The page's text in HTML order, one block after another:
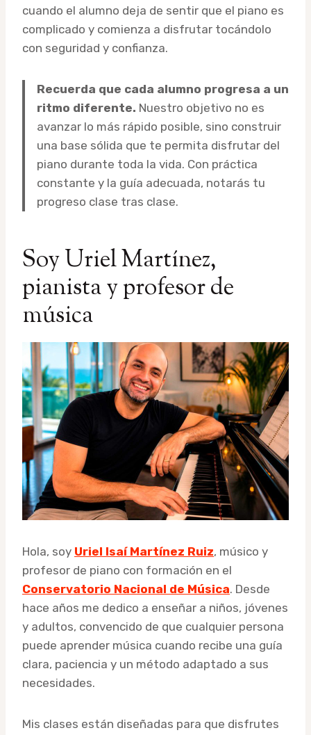
cuando el alumno deja de sentir que el piano es
complicado y comienza a disfrutar tocándolo
con seguridad y confianza.
Recuerda que cada alumno progresa a un
ritmo diferente. Nuestro objetivo no es
avanzar lo más rápido posible, sino construir
una base sólida que te permita disfrutar del
piano durante toda la vida. Con práctica
constante y la guía adecuada, notarás tu
progreso clase tras clase.
Soy Uriel Martínez,
pianista y profesor de
música
Hola, soy Uriel Isaí Martínez Ruiz, músico y
profesor de piano con formación en el
Conservatorio Nacional de Música. Desde
hace años me dedico a enseñar a niños, jóvenes
y adultos, convencido de que cualquier persona
puede aprender música cuando recibe una guía
clara, paciencia y un método adaptado a sus
necesidades.
Mis clases están diseñadas para que disfrutes